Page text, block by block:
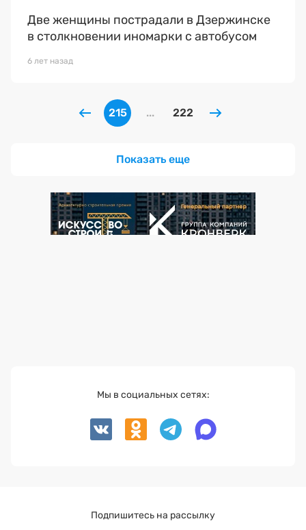
Две женщины пострадали в Дзержинске
в столкновении иномарки с автобусом
6 лет назад
215 ... 222
Показать еще
Мы в социальных сетях:
Подпишитесь на рассылку